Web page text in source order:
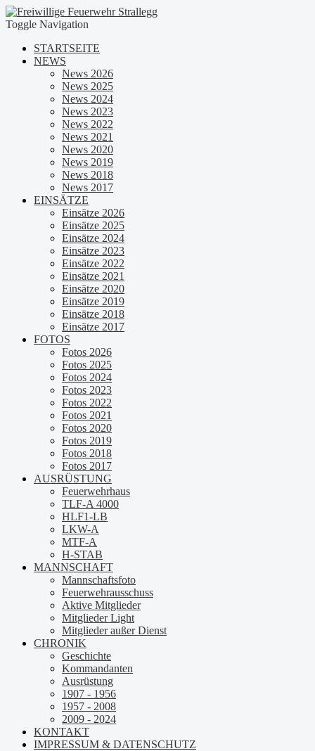
Toggle Navigation
STARTSEITE
NEWS
News 2026
News 2025
News 2024
News 2023
News 2022
News 2021
News 2020
News 2019
News 2018
News 2017
EINSÄTZE
Einsätze 2026
Einsätze 2025
Einsätze 2024
Einsätze 2023
Einsätze 2022
Einsätze 2021
Einsätze 2020
Einsätze 2019
Einsätze 2018
Einsätze 2017
FOTOS
Fotos 2026
Fotos 2025
Fotos 2024
Fotos 2023
Fotos 2022
Fotos 2021
Fotos 2020
Fotos 2019
Fotos 2018
Fotos 2017
AUSRÜSTUNG
Feuerwehrhaus
TLF-A 4000
HLF1-LB
LKW-A
MTF-A
H-STAB
MANNSCHAFT
Mannschaftsfoto
Feuerwehrausschuss
Aktive Mitglieder
Mitglieder Light
Mitglieder außer Dienst
CHRONIK
Geschichte
Kommandanten
Ausrüstung
1907 - 1956
1957 - 2008
2009 - 2024
KONTAKT
IMPRESSUM & DATENSCHUTZ